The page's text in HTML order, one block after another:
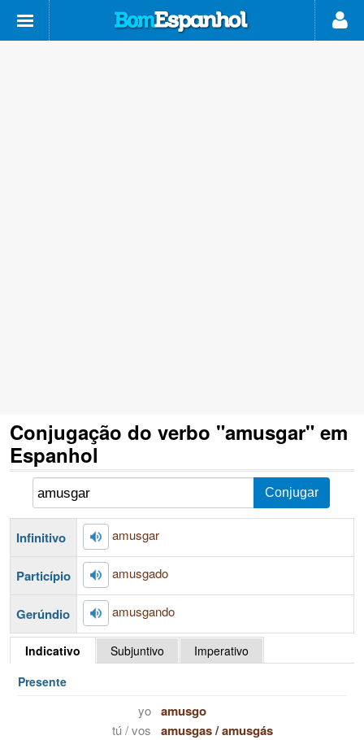
Conjugação do verbo "amusgar" em
Espanhol
Infinitivo amusgar
Particípio amusgado
Gerúndio amusgando
Indicativo Subjuntivo
Imperativo
Presente
yo amusgo
tú / vos amusgas/amusgás